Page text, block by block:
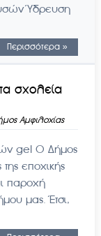
Ύδρευση
Περισσότερα »
σχολεία
Αμφιλοχίας
gel Ο Δήμος
εποχικής
παροχή
μας. Έτσι,